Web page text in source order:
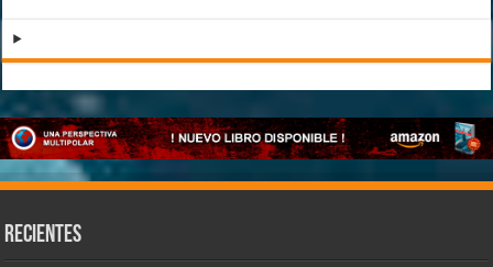
Recientes